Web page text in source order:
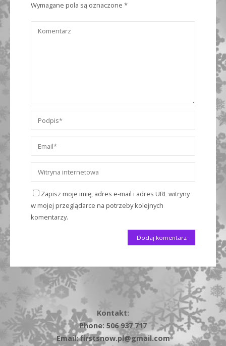
Wymagane pola są oznaczone *
Zapisz moje imię, adres e-mail i adres URL witryny
w mojej przeglądarce na potrzeby kolejnych
komentarzy.
Kontakt:
Phone: 506 937 717
Email: firstsnow.pl@gmail.com